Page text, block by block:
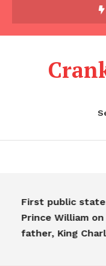
First public
Prince William on
father, King